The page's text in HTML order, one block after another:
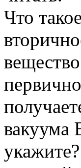
Что
вакуума